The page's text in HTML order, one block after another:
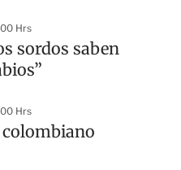
Hrs
sordos saben
Hrs
colombiano